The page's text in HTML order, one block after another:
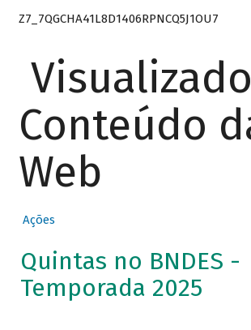
Z7_7QGCHA41L8D1406RPNCQ5J1OU7
Conteúdo
Web
Ações
Quintas no BNDES -
Temporada 2025